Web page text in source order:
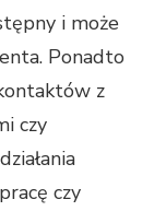
i może
Ponadto
z
czy
czy